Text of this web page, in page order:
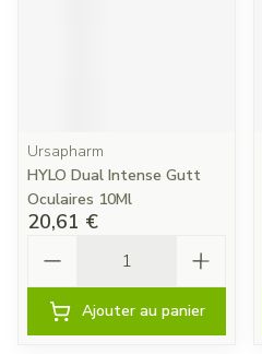
Ursapharm
HYLO Dual Intense Gutt
Oculaires 10Ml
20,61 €
Ajouter au panier